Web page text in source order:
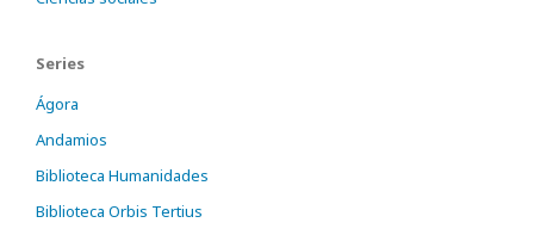
Series
Ágora
Andamios
Biblioteca Humanidades
Biblioteca Orbis Tertius